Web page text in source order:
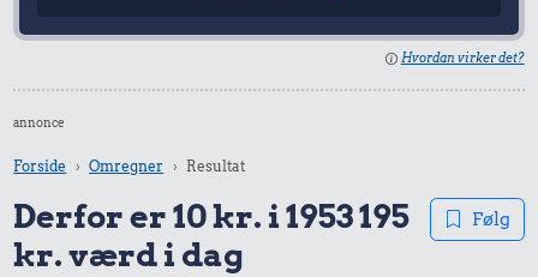
Hvordan virker det?
annonce
Forside Omregner Resultat
Derfor er 10 kr. i 1953 195
kr. værd i dag
Følg